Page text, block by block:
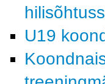
U19